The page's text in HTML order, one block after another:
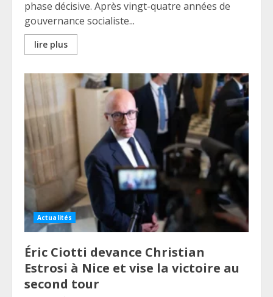
phase décisive. Après vingt-quatre années de
gouvernance socialiste...
lire plus
Actualités
Éric Ciotti devance Christian
Estrosi à Nice et vise la victoire au
second tour